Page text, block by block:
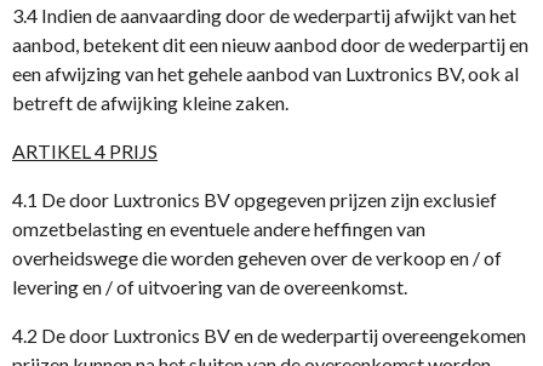
3.4 Indien de aanvaarding door de wederpartij afwijkt van het
aanbod, betekent dit een nieuw aanbod door de wederpartij en
een afwijzing van het gehele aanbod van Luxtronics BV, ook al
betreft de afwijking kleine zaken.
ARTIKEL 4 PRIJS
4.1 De door Luxtronics BV opgegeven prijzen zijn exclusief
omzetbelasting en eventuele andere heffingen van
overheidswege die worden geheven over de verkoop en / of
levering en / of uitvoering van de overeenkomst.
4.2 De door Luxtronics BV en de wederpartij overeengekomen